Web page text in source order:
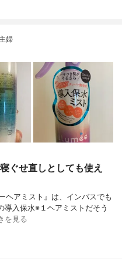
婦
ぐせ直しとしても使え
ヘアミスト』は、インバスでも
導入保水※１ヘアミストだそう
を見る